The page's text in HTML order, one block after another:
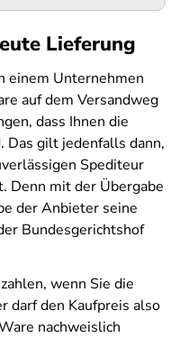
Lieferung
einem Unternehmen
auf dem Versandweg
dass Ihnen die
gilt jedenfalls dann,
Spediteur
Denn mit der Übergabe
der Anbieter seine
Bundesgerichtshof
wenn Sie die
darf den Kaufpreis also
nachweislich